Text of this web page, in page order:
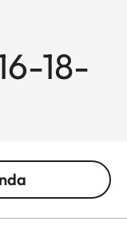
18-